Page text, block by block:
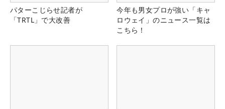
パターこじらせ記者が
「TRTL」で大改善
今年も男女プロが強い「キャ
ロウェイ」のニュース一覧は
こちら！